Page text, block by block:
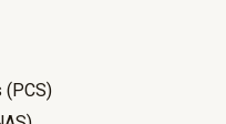
(PCS)